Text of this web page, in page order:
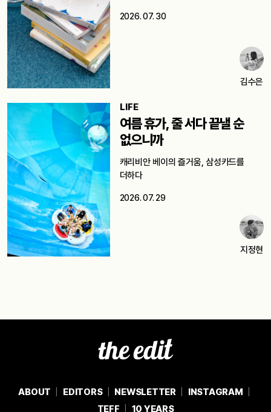
2026. 07. 30
김수은
LIFE
여름 휴가, 줄 서다 끝낼 순
없으니까
캐리비안 베이의 즐거움, 삼성카드를
더하다
2026. 07. 29
지정현
ABOUT EDITORS NEWSLETTER
INSTAGRAM
TEFF
10 YEARS